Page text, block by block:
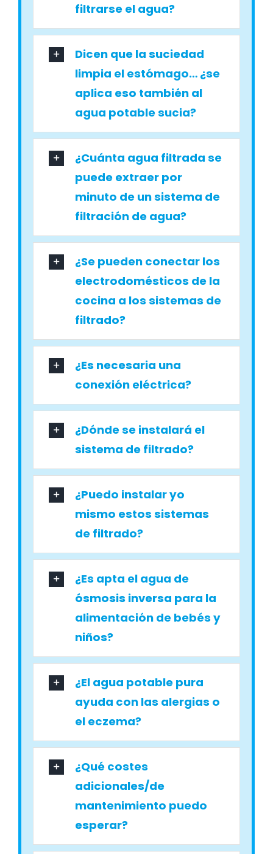
filtrarse el agua?
Dicen que la suciedad
limpia el estómago… ¿se
aplica eso también al
agua potable sucia?
¿Cuánta agua filtrada se
puede extraer por
minuto de un sistema de
filtración de agua?
¿Se pueden conectar los
electrodomésticos de la
cocina a los sistemas de
filtrado?
¿Es necesaria una
conexión eléctrica?
¿Dónde se instalará el
sistema de filtrado?
¿Puedo instalar yo
mismo estos sistemas
de filtrado?
¿Es apta el agua de
ósmosis inversa para la
alimentación de bebés y
niños?
¿El agua potable pura
ayuda con las alergias o
el eczema?
¿Qué costes
adicionales/de
mantenimiento puedo
esperar?